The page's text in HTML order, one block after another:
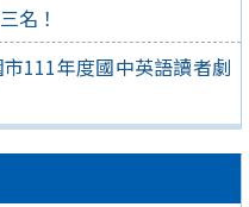
名！
111年度國中英語讀者劇